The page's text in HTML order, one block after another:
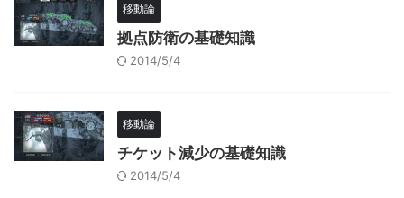
移動論
拠点防衛の基礎知識
2014/5/4
移動論
チケット減少の基礎知識
2014/5/4